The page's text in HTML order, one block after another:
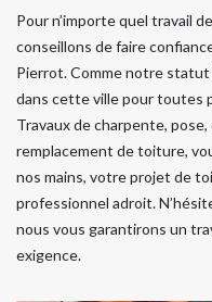
Pour n’importe quel travail
conseillons de faire
Pierrot. Comme notre
dans cette ville pour toutes
Travaux de charpente,
remplacement de toiture,
nos mains, votre projet de
professionnel adroit.
nous vous garantirons un
exigence.